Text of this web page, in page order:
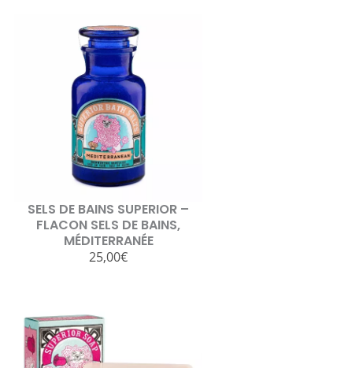
SELS DE BAINS SUPERIOR –
FLACON SELS DE BAINS,
MÉDITERRANÉE
25,00€